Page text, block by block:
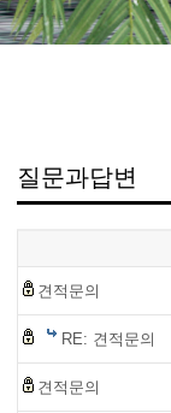
질문과답변
견적문의
RE: 견적문의
견적문의